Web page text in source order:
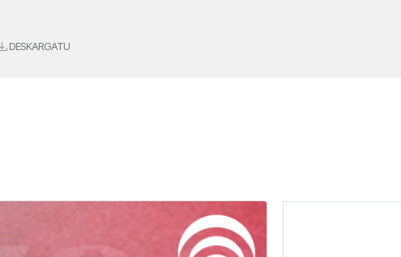
DESKARGATU